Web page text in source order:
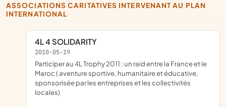
ASSOCIATIONS CARITATIVES INTERVENANT AU PLAN
INTERNATIONAL
4L 4 SOLIDARITY
2010-05-19
participer au 4L Trophy 2011 : un raid entre la France et le
Maroc ( aventure sportive, humanitaire et éducative,
sponsorisée par les entreprises et les collectivités
locales)